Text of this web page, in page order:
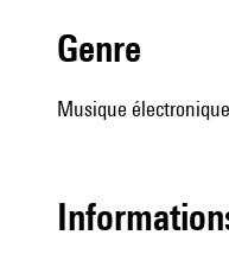
genre
Musique